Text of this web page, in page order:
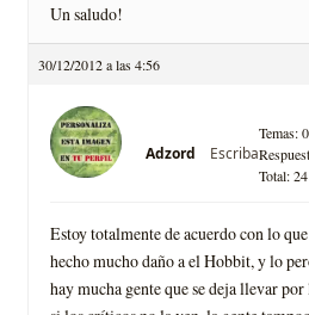
Un saludo!
30/12/2012 a las 4:56
Adzord Escriba
Temas: 0
Total: 24
Estoy totalmente de acuerdo con lo
hecho mucho daño a el Hobbit, y lo
hay mucha gente que se deja llevar